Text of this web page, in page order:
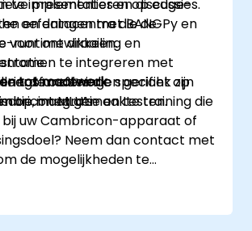
te implementeren op edge-
en datacentra die de
runtime draaien.
te integreren met
die specifiek zijn
MLU’s.
presentaties en discussies.
oefeningen met BANGPy en
voor ontwikkeling en
oefeningen gericht op
integratie en testen.
tot maatwerk
op maat gemaakte training die
bij uw Cambricon-apparaat of
Neem dan contact met
de mogelijkheden te